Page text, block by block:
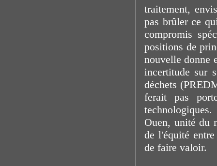
traitement,
pas brûler ce
compromis
positions de
nouvelle donne
incertitude sur
déchets
ferait pas
Ouen, unité du
de l'équité
de faire valoir.